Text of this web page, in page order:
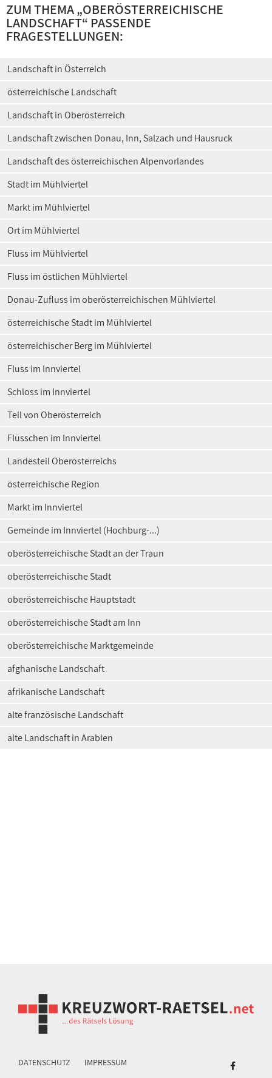
ZUM THEMA „OBERÖSTERREICHISCHE
LANDSCHAFT“ PASSENDE
FRAGESTELLUNGEN:
Landschaft in Österreich
österreichische Landschaft
Landschaft in Oberösterreich
Landschaft zwischen Donau, Inn, Salzach und Hausruck
Landschaft des österreichischen Alpenvorlandes
Stadt im Mühlviertel
Markt im Mühlviertel
Ort im Mühlviertel
Fluss im Mühlviertel
Fluss im östlichen Mühlviertel
Donau-Zufluss im oberösterreichischen Mühlviertel
österreichische Stadt im Mühlviertel
österreichischer Berg im Mühlviertel
Fluss im Innviertel
Schloss im Innviertel
Teil von Oberösterreich
Flüsschen im Innviertel
Landesteil Oberösterreichs
österreichische Region
Markt im Innviertel
Gemeinde im Innviertel (Hochburg-...)
oberösterreichische Stadt an der Traun
oberösterreichische Stadt
oberösterreichische Hauptstadt
oberösterreichische Stadt am Inn
oberösterreichische Marktgemeinde
afghanische Landschaft
afrikanische Landschaft
alte französische Landschaft
alte Landschaft in Arabien
DATENSCHUTZ IMPRESSUM